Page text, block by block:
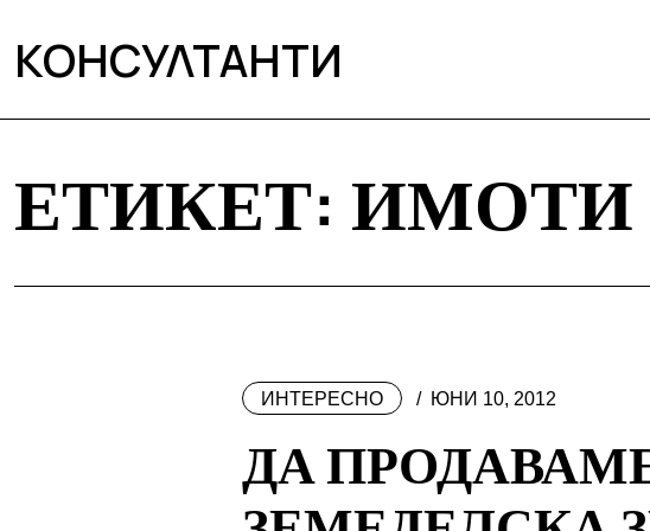
КОНСУЛТАНТИ
ЕТИКЕТ: ИМОТИ
ИНТЕРЕСНО ЮНИ 10, 2012
ДА